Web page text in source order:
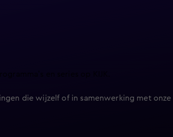
en series op KIJK.
die wijzelf of in samenwerking met